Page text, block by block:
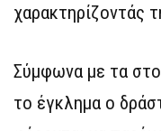
χαρακτηρίζοντάς
Σύμφωνα με τα
το έγκλημα ο